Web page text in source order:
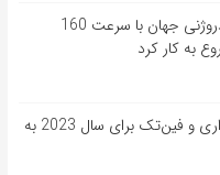
سریع‌ترین قطار سوخت هیدروژنی جهان با سرعت 160
به کار کرد
پنج پیش‌بینی در مورد بانکداری و فین‌تک برای سال 2023 به